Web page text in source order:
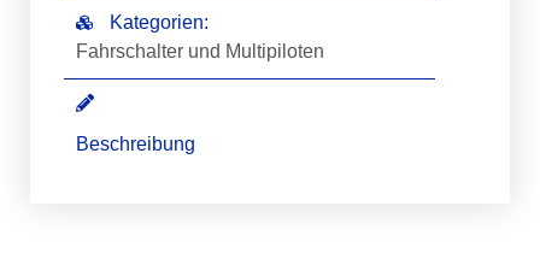
Kategorien:
Fahrschalter und Multipiloten
Beschreibung